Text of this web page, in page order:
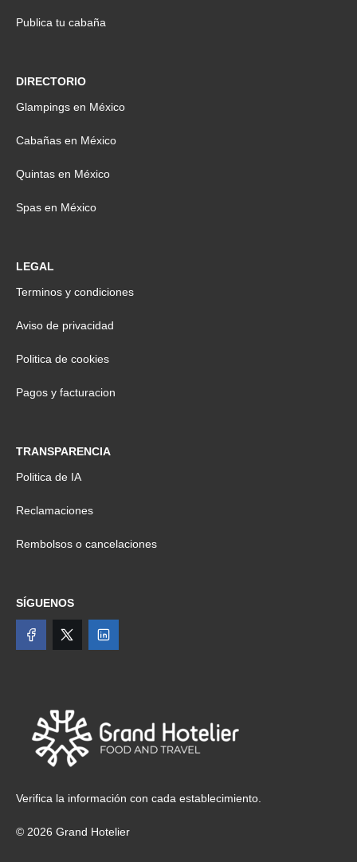
Publica tu cabaña
DIRECTORIO
Glampings en México
Cabañas en México
Quintas en México
Spas en México
LEGAL
Terminos y condiciones
Aviso de privacidad
Politica de cookies
Pagos y facturacion
TRANSPARENCIA
Politica de IA
Reclamaciones
Rembolsos o cancelaciones
SÍGUENOS
Verifica la información con cada establecimiento.
© 2026 Grand Hotelier